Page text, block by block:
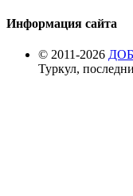
Информация сайта
© 2011-2026
Туркул,